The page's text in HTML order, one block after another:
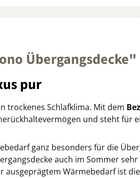
Übergangsdecke"
pur
trockenes Schlafklima. Mit dem
und steht für
ganz besonders für die
auch im Sommer
Wärmebedarf ist